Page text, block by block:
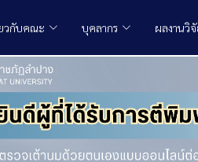
วกับคณะ บุคลากร ผลงานวิ